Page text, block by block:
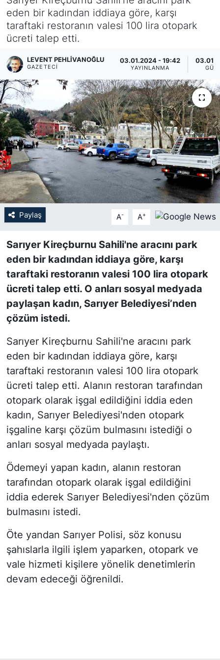
eden bir kadından iddiaya göre, karşı
taraftaki restoranın valesi 100 lira otopark
ücreti talep etti.
LEVENT PEHLIVANOĞLU
GAZETECI
03.01.2024 - 19:42
YAYINLANMA
Paylaş A- A+
Sarıyer Kireçburnu Sahili'ne aracını park
eden bir kadından iddiaya göre, karşı
taraftaki restoranın valesi 100 lira otopark
ücreti talep etti. O anları sosyal medyada
paylaşan kadın, Sarıyer Belediyesi’nden
çözüm istedi.
Sarıyer Kireçburnu Sahili'ne aracını park
eden bir kadından iddiaya göre, karşı
taraftaki restoranın valesi 100 lira otopark
ücreti talep etti. Alanın restoran tarafından
otopark olarak işgal edildiğini iddia eden
kadın, Sarıyer Belediyesi'nden otopark
işgaline karşı çözüm bulmasını istediği o
anları sosyal medyada paylaştı.
Ödemeyi yapan kadın, alanın restoran
tarafından otopark olarak işgal edildiğini
iddia ederek Sarıyer Belediyesi'nden çözüm
bulmasını istedi.
Öte yandan Sarıyer Polisi, söz konusu
şahıslarla ilgili işlem yaparken, otopark ve
vale hizmeti kişilere yönelik denetimlerin
devam edeceği öğrenildi.
KÖŞE YAZILARI
KÖŞE YAZILARI (Arşiv)
KÜLTÜR SANAT
MAGAZİN
RÖPORTAJ
SAĞLIK
SARIYER HABERLERİ
SARIYER İMAR BARIŞI
SEKTÖR
SİYASET
SON DAKİKA HABERİ
SPOR
TEKNOLOJİ
TÜRKİYE VE DÜNYA GÜNDEMİ
VİDEO GALERİ
YAŞAM